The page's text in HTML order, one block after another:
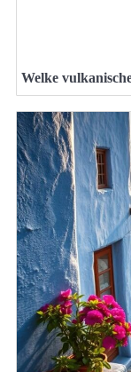
Welke